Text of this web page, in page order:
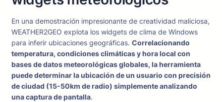
En una demostración impresionante de creatividad maliciosa,
WEATHER2GEO explota los widgets de clima de Windows
para inferir ubicaciones geográficas. Correlacionando
temperatura, condiciones climáticas y hora local con
bases de datos meteorológicas globales, la herramienta
puede determinar la ubicación de un usuario con precisión
de ciudad (15-50km de radio) simplemente analizando
una captura de pantalla.